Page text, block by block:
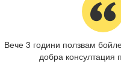
Вече 3 години ползвам
добра консултация